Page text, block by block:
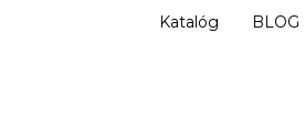
Katalóg BLOG